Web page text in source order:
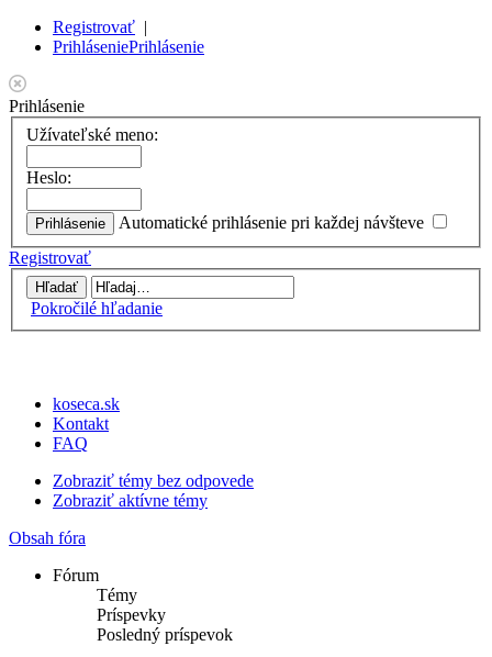
Registrovať |
PrihláseniePrihlásenie
Prihlásenie
Užívateľské meno:
Heslo:
Automatické prihlásenie pri každej návšteve
Registrovať
Pokročilé hľadanie
koseca.sk
Kontakt
FAQ
Zobraziť témy bez odpovede
Zobraziť aktívne témy
Obsah fóra
Fórum
Témy
Príspevky
Posledný príspevok